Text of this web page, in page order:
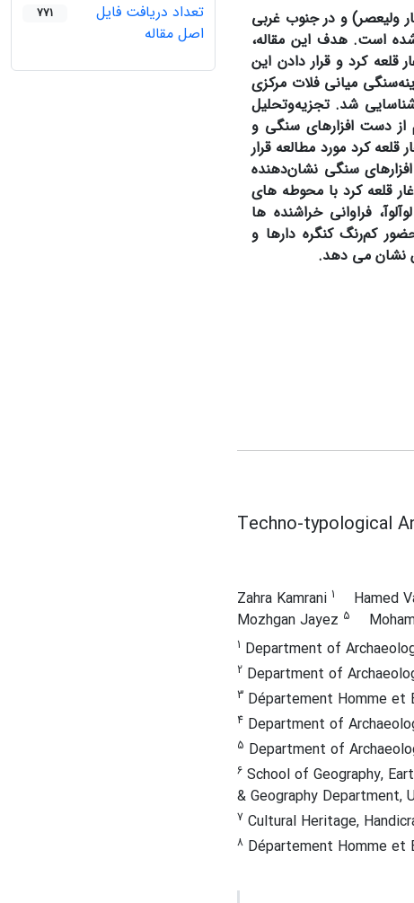
ولیعصر) و در جنوب­ غربی
‌شده است. هدف این مقاله،
کرد و قرار دادن این
میانی فلات مرکزی
. تجزیه‌وتحلیل
1، نشان‌دهندۀ پنج تراکم از دست ­افزارهای سنگی و
کرد مورد مطالعه قرار
سنگی نشان‌دهنده
قلعه­ کرد با محوطه­ های
فراوانی خراشنده ­ها
کم‌رنگ کنگره دارها و
نشان می­ دهد.
Techno-typological
Zahra Kamrani 1 Hamed
Mozhgan Jayez 5
1 Department of
2 Department of
3 Département Homme et
4 Department of
5 Department of
6 School of Geography,
& Geography Department,
7 Cultural Heritage,
8 Département Homme et
تعداد دریافت فایل
اصل مقاله
771